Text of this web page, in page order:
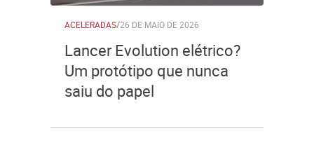
ACELERADAS/26 DE MAIO DE 2026
Lancer Evolution elétrico?
Um protótipo que nunca
saiu do papel